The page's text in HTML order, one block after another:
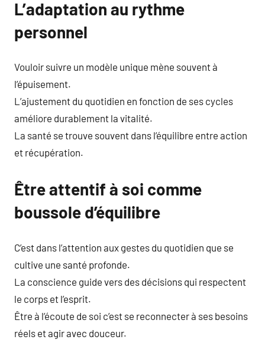
L’adaptation au rythme
personnel
Vouloir suivre un modèle unique mène souvent à
l’épuisement.
L’ajustement du quotidien en fonction de ses cycles
améliore durablement la vitalité.
La santé se trouve souvent dans l’équilibre entre action
et récupération.
Être attentif à soi comme
boussole d’équilibre
C’est dans l’attention aux gestes du quotidien que se
cultive une santé profonde.
La conscience guide vers des décisions qui respectent
le corps et l’esprit.
Être à l’écoute de soi c’est se reconnecter à ses besoins
réels et agir avec douceur.